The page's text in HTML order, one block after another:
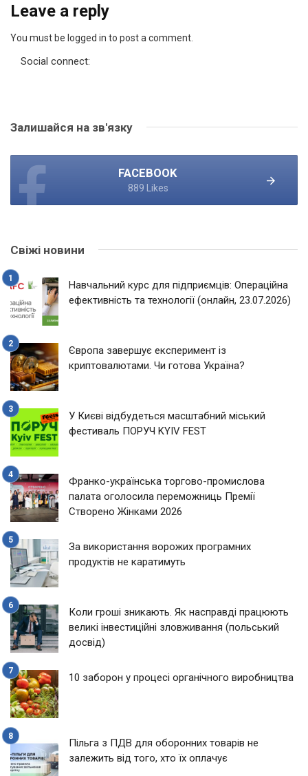
Leave a reply
You must be logged in to post a comment.
Social connect:
Залишайся на зв'язку
FACEBOOK
889 Likes
Свіжі новини
Навчальний курс для підприємців: Операційна
ефективність та технології (онлайн, 23.07.2026)
Європа завершує експеримент із
криптовалютами. Чи готова Україна?
У Києві відбудеться масштабний міський
фестиваль ПОРУЧ KYIV FEST
Франко-українська торгово-промислова
палата оголосила переможниць Премії
Створено Жінками 2026
За використання ворожих програмних
продуктів не каратимуть
Коли гроші зникають. Як насправді працюють
великі інвестиційні зловживання (польський
досвід)
10 заборон у процесі органічного виробництва
Пільга з ПДВ для оборонних товарів не
залежить від того, хто їх оплачує